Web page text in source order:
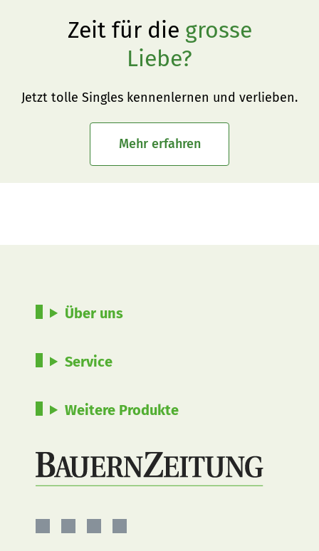
Zeit für die grosse
Liebe?
Jetzt tolle Singles kennenlernen und verlieben.
Mehr erfahren
Über uns
Service
Weitere Produkte